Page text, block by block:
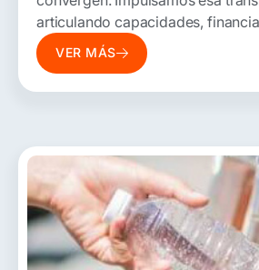
articulando capacidades,
actores para acelerar una
resiliente, competitiva y
VER MÁS